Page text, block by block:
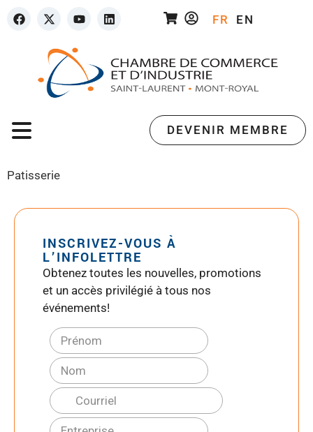
FR EN
DEVENIR MEMBRE
Patisserie
INSCRIVEZ-VOUS À
L’INFOLETTRE
Obtenez toutes les nouvelles, promotions
et un accès privilégié à tous nos
événements!